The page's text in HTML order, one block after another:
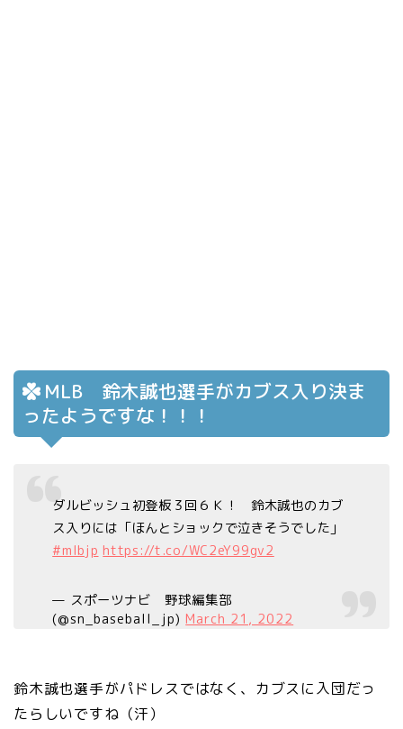
MLB 鈴木誠也選手がカブス入り決ま
ったようですな！！！
ダルビッシュ初登板３回６Ｋ！ 鈴木誠也のカブ
ス入りには「ほんとショックで泣きそうでした」
#mlbjp https://t.co/WC2eY99gv2
— スポーツナビ 野球編集部
(@sn_baseball_jp) March 21, 2022
鈴木誠也選手がパドレスではなく、カブスに入団だっ
たらしいですね（汗）